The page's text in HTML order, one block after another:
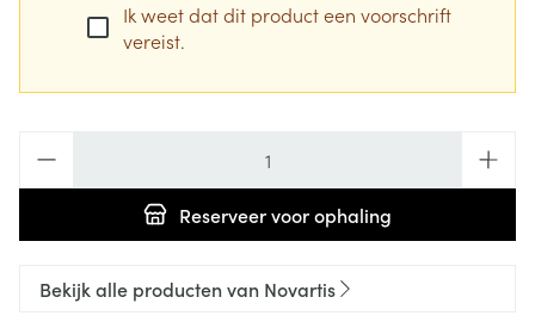
Ik weet dat dit product een voorschrift
vereist.
Reserveervoor ophaling
Bekijk alle producten van Novartis